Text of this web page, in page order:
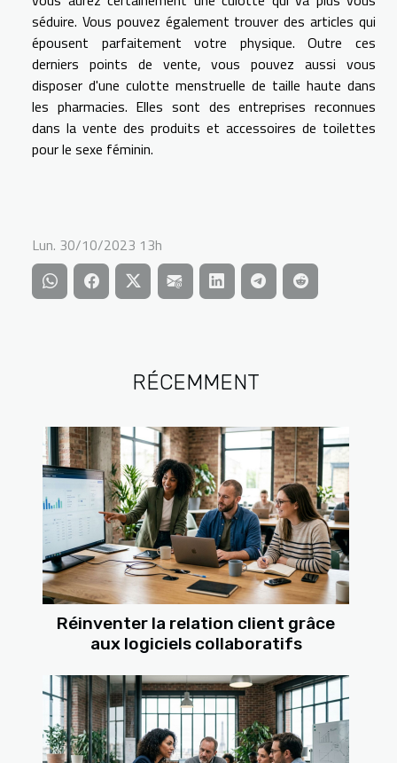
RÉCEMMENT
Réinventer la relation client grâce
aux logiciels collaboratifs
séduire. Vous pouvez également trouver des articles qui
épousent parfaitement votre physique. Outre ces
derniers points de vente, vous pouvez aussi vous
disposer d'une culotte menstruelle de taille haute dans
les pharmacies. Elles sont des entreprises reconnues
dans la vente des produits et accessoires de toilettes
pour le sexe féminin.
Lun. 30/10/2023 13h